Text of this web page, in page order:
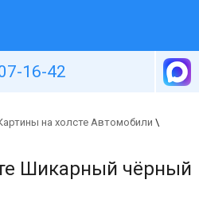
16-42
на холсте Автомобили \
Шикарный чёрный